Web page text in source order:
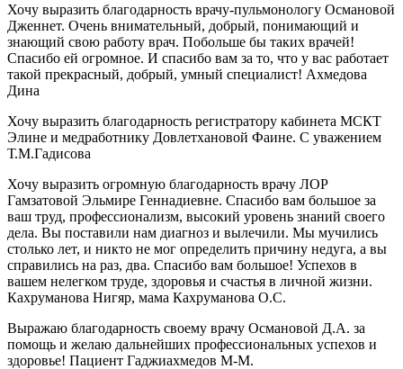
Хочу выразить благодарность врачу-пульмонологу Османовой
Дженнет. Очень внимательный, добрый, понимающий и
знающий свою работу врач. Побольше бы таких врачей!
Спасибо ей огромное. И спасибо вам за то, что у вас работает
такой прекрасный, добрый, умный специалист! Ахмедова
Дина
Хочу выразить благодарность регистратору кабинета МСКТ
Элине и медработнику Довлетхановой Фаине. С уважением
Т.М.Гадисова
Хочу выразить огромную благодарность врачу ЛОР
Гамзатовой Эльмире Геннадиевне. Спасибо вам большое за
ваш труд, профессионализм, высокий уровень знаний своего
дела. Вы поставили нам диагноз и вылечили. Мы мучились
столько лет, и никто не мог определить причину недуга, а вы
справились на раз, два. Спасибо вам большое! Успехов в
вашем нелегком труде, здоровья и счастья в личной жизни.
Кахруманова Нигяр, мама Кахруманова О.С.
Выражаю благодарность своему врачу Османовой Д.А. за
помощь и желаю дальнейших профессиональных успехов и
здоровье! Пациент Гаджиахмедов М-М.